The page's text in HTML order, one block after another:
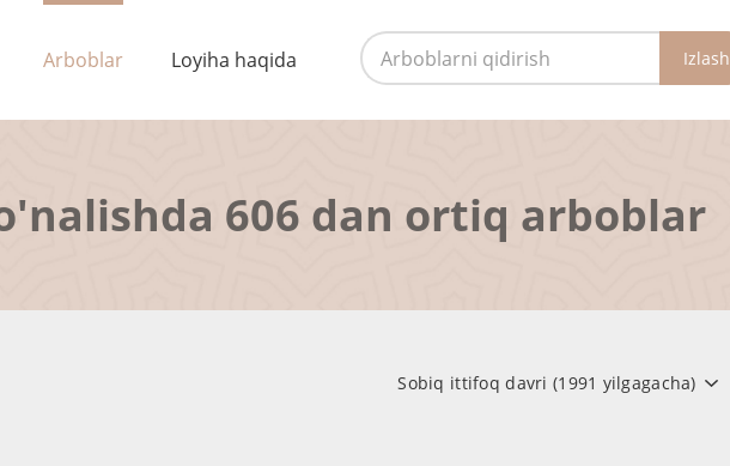
Arboblar Loyiha haqida Izlash
606 dan ortiq arboblar
Sobiq ittifoq davri (1991 yilgagacha)